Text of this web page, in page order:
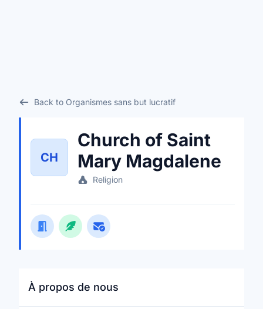
Back to Organismes sans but lucratif
CH
Church of Saint
Mary Magdalene
Religion
À propos de nous